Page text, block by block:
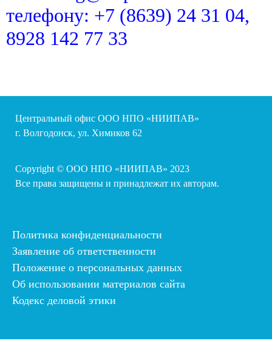
телефону: +7 (8639) 24 31 04,
8928 142 77 33
Центральный офис ООО НПО «НИИПАВ»
г. Волгодонск, ул. Химиков 62
Copyright © ООО НПО «НИИПАВ» 2023
Все права защищены и принадлежат их авторам.
Политика конфиденциальности
Заявление об ответственности
Положение о персональных данных
Об использовании материалов сайта
Кодекс деловой этики